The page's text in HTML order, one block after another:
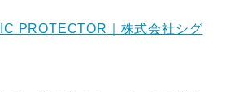
PROTECTOR｜株式会社シグ